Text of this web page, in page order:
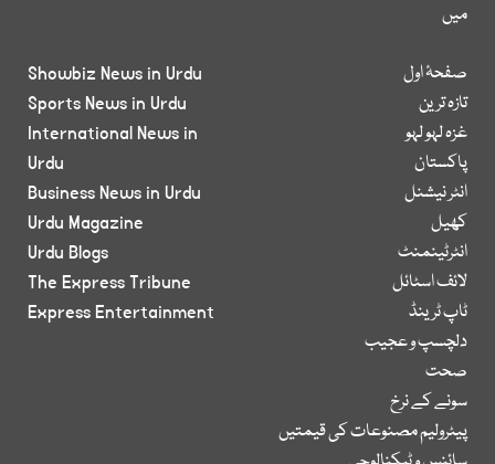
میں
صفحۂ اول
تازہ ترین
غزہ لہو لہو
پاکستان
انٹر نیشنل
کھیل
انٹرٹینمنٹ
لائف اسٹائل
ٹاپ ٹرینڈ
دلچسپ و عجیب
صحت
سونے کے نرخ
پیٹرولیم مصنوعات کی قیمتیں
Showbiz News in Urdu
Sports News in Urdu
International News in
Urdu
Business News in Urdu
Urdu Magazine
Urdu Blogs
The Express Tribune
Express Entertainment